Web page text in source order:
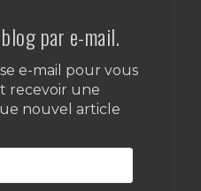
par e-mail.
e-mail pour vous
recevoir une
nouvel article